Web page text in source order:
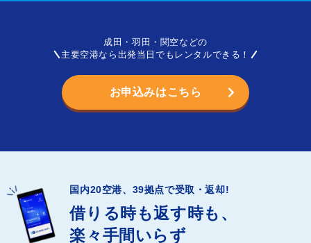
成田・羽田・関空などの
主要空港なら出発当日でもレンタルできる！
お申込みはこちら
国内20空港、 39拠点で受取・返却!
借りる時も返す時も、
楽々手間いらず